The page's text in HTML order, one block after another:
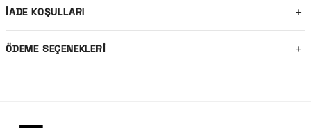
İADE KOŞULLARI
ÖDEME SEÇENEKLERI